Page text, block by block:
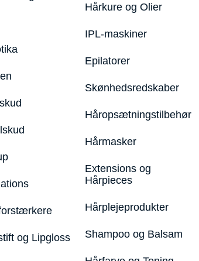
og Lipgloss
Hårkure og Olier
IPL-maskiner
Epilatorer
Skønhedsredskaber
Håropsætningstilbehør
Hårmasker
Extensions og
Hårpieces
Hårplejeprodukter
Shampoo og Balsam